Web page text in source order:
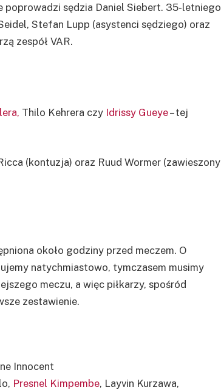
poprowadzi sędzia Daniel Siebert. 35-letniego
Stefan Lupp (asystenci sędziego) oraz
zespół VAR.
Thilo Kehrera czy Idrissy Gueye– tej
(kontuzja) oraz Ruud Wormer (zawieszony
około godziny przed meczem. O
natychmiastowo, tymczasem musimy
meczu, a więc piłkarzy, spośród
zestawienie.
Innocent
Presnel Kimpembe, Layvin Kurzawa,